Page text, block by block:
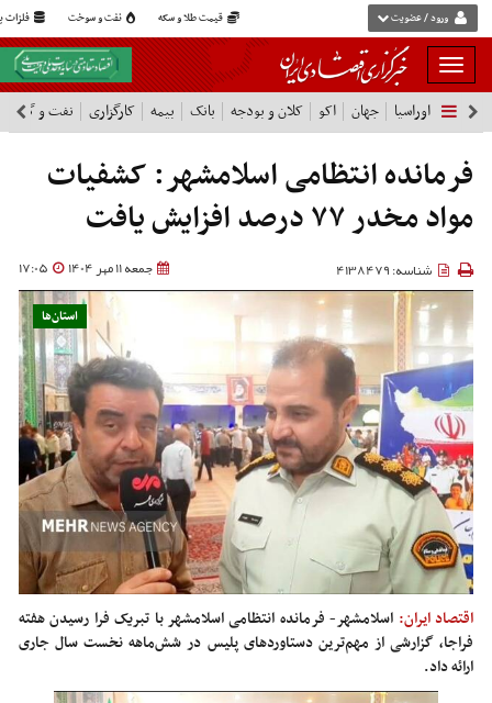
قیمت طلا و سکه نفت و سوخت فلزات ورود / عضویت
بار
و
بسته
نمودن
فهرست
اوراسیا جهان اکو کلان و بودجه بانک بیمه کارگزاری نفت و گاز
فرمانده انتظامی اسلامشهر: کشفیات
مواد مخدر ۷۷ درصد افزایش یافت
جمعه 11 مهر 1404 17:05 شناسه: 4138479
استان‌ها
اقتصاد ایران: اسلامشهر- فرمانده انتظامی اسلامشهر با تبریک فرا رسیدن هفته
فراجا، گزارشی از مهم‌ترین دستاوردهای پلیس در شش‌ماهه نخست سال جاری
ارائه داد.